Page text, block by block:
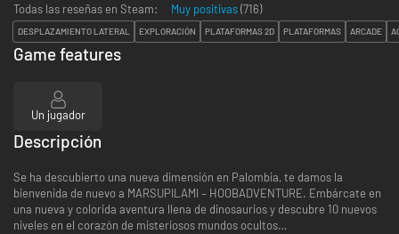
Todas las reseñas en Steam:
Muy positivas(716)
DESPLAZAMIENTO LATERAL EXPLORACIÓN PLATAFORMAS 2D PLATAFORMAS ARCADE
Game features
Un jugador
Descripción
Se ha descubierto una nueva dimensión en Palombia, te damos la
bienvenida de nuevo a MARSUPILAMI – HOOBADVENTURE. Embárcate en
una nueva y colorida aventura llena de dinosaurios y descubre 10 nuevos
niveles en el corazón de misteriosos mundos ocultos…